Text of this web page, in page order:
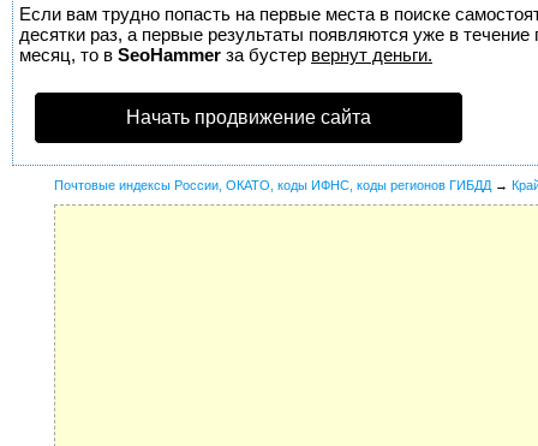
Если вам трудно попасть на первые места в поиске
десятки раз, а первые результаты появляются уже в
месяц, то в SeoHammer за бустер вернут деньги.
Начать продвижение сайта
Почтовые индексы России, ОКАТО, коды ИФНС, коды регионов ГИБДД →